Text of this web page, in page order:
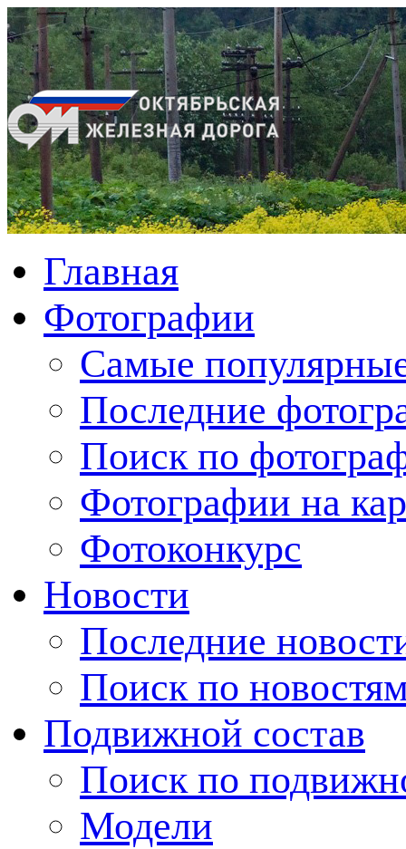
Главная
Фотографии
Cамые
Последние
Поиск по
Фотографии на
Фотоконкурс
Новости
Последние
Поиск по
Подвижной состав
Поиск по
Модели